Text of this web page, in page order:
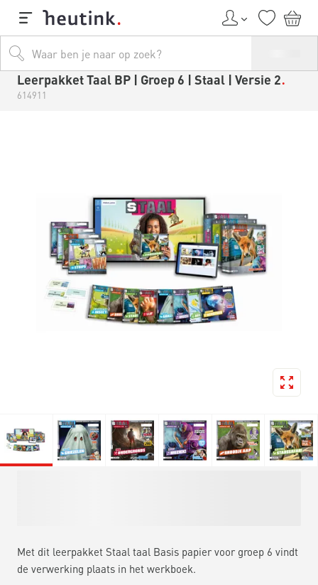
Leerpakket Taal BP | Groep 6 | Staal | Versie 2
614911
Met dit leerpakket Staal taal Basis papier voor groep 6 vindt
de verwerking plaats in het werkboek.